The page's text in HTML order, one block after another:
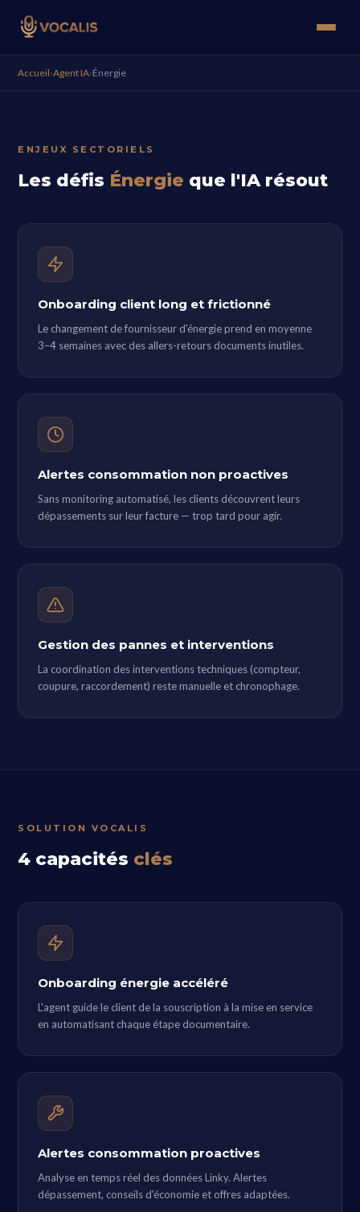
Accueil›Agent IA›Énergie
ENJEUX SECTORIELS
Les défis Énergie que l'IA résout
Onboarding client long et frictionné
Le changement de fournisseur d'énergie prend en moyenne
3–4 semaines avec des allers-retours documents inutiles.
Alertes consommation non proactives
Sans monitoring automatisé, les clients découvrent leurs
dépassements sur leur facture — trop tard pour agir.
Gestion des pannes et interventions
La coordination des interventions techniques (compteur,
coupure, raccordement) reste manuelle et chronophage.
SOLUTION VOCALIS
4 capacités clés
Onboarding énergie accéléré
L'agent guide le client de la souscription à la mise en service
en automatisant chaque étape documentaire.
Alertes consommation proactives
Analyse en temps réel des données Linky. Alertes
dépassement, conseils d'économie et offres adaptées.